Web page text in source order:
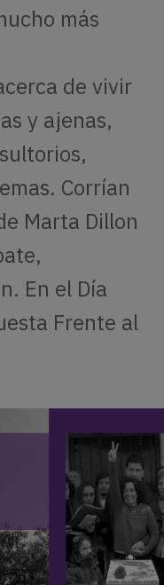
más
de vivir
y ajenas,
Corrían
Marta Dillon
En el Día
Frente al